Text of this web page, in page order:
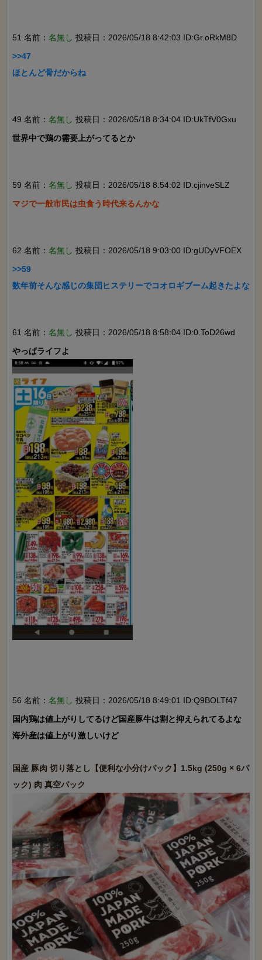
51 名前： 名無し 投稿日：2026/05/18 8:42:03 ID:Gr.oRkM8D
>>47
ほとんど骨だからね
49 名前： 名無し 投稿日：2026/05/18 8:34:04 ID:UkTfV0Gxu
世界中で鶏の需要上がってるとか
59 名前： 名無し 投稿日：2026/05/18 8:54:02 ID:cjinveSLZ
マジで一般市民は虫食う時代来るんかな
62 名前： 名無し 投稿日：2026/05/18 9:03:00 ID:gUDyVFOEX
>>59
数年前そんな感じの集団ヒステリーでコオロギブーム起きたよな
61 名前： 名無し 投稿日：2026/05/18 8:58:04 ID:0.ToD26wd
56 名前： 名無し 投稿日：2026/05/18 8:49:01 ID:Q9BOLTf47
国内鶏は値上がりしてるけど国産豚牛は割と抑えられてるよな
海外産は値上がり激しいけど
国産 豚肉 切り落とし【便利な小分けパック】1.5kg (250g × 6パ